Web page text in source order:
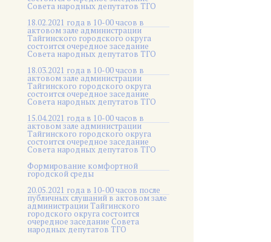
Совета народных депутатов ТГО
18.02.2021 года в 10-00 часов в
актовом зале администрации
Тайгинского городского округа
состоится очередное заседание
Совета народных депутатов ТГО
18.03.2021 года в 10-00 часов в
актовом зале администрации
Тайгинского городского округа
состоится очередное заседание
Совета народных депутатов ТГО
15.04.2021 года в 10-00 часов в
актовом зале администрации
Тайгинского городского округа
состоится очередное заседание
Совета народных депутатов ТГО
Формирование комфортной
городской среды
20.05.2021 года в 10-00 часов после
публичных слушаний в актовом зале
администрации Тайгинского
городского округа состоится
очередное заседание Совета
народных депутатов ТГО